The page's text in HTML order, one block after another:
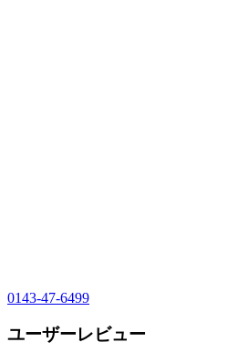
0143-47-6499
ユーザーレビュー